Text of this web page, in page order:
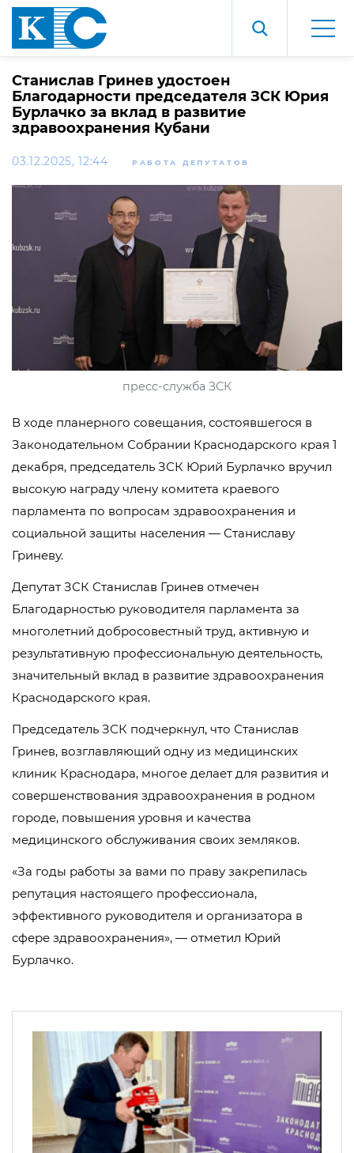
Станислав Гринев удостоен
Благодарности председателя ЗСК Юрия
Бурлачко за вклад в развитие
здравоохранения Кубани
03.12.2025, 12:44 РАБОТА ДЕПУТАТОВ
пресс-служба ЗСК
В ходе планерного совещания, состоявшегося в
Законодательном Собрании Краснодарского края 1
декабря, председатель ЗСК Юрий Бурлачко вручил
высокую награду члену комитета краевого
парламента по вопросам здравоохранения и
социальной защиты населения — Станиславу
Гриневу.
Депутат ЗСК Станислав Гринев отмечен
Благодарностью руководителя парламента за
многолетний добросовестный труд, активную и
результативную профессиональную деятельность,
значительный вклад в развитие здравоохранения
Краснодарского края.
Председатель ЗСК подчеркнул, что Станислав
Гринев, возглавляющий одну из медицинских
клиник Краснодара, многое делает для развития и
совершенствования здравоохранения в родном
городе, повышения уровня и качества
медицинского обслуживания своих земляков.
«За годы работы за вами по праву закрепилась
репутация настоящего профессионала,
эффективного руководителя и организатора в
сфере здравоохранения», — отметил Юрий
Бурлачко.